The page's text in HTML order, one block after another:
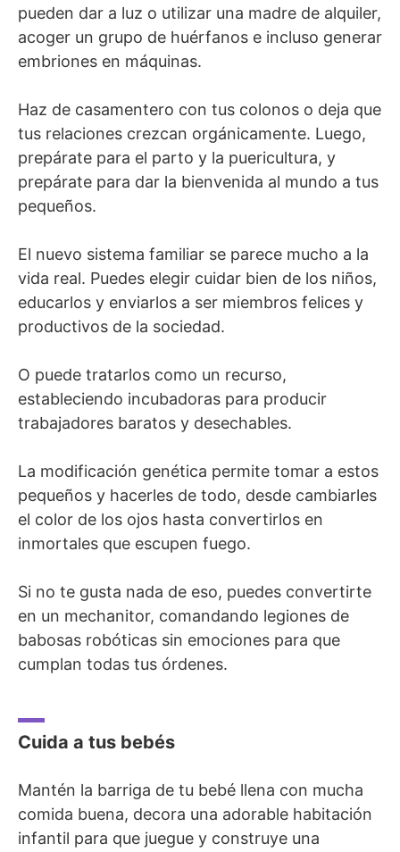
pueden dar a luz o utilizar una madre de alquiler,
acoger un grupo de huérfanos e incluso generar
embriones en máquinas.
Haz de casamentero con tus colonos o deja que
tus relaciones crezcan orgánicamente. Luego,
prepárate para el parto y la puericultura, y
prepárate para dar la bienvenida al mundo a tus
pequeños.
El nuevo sistema familiar se parece mucho a la
vida real. Puedes elegir cuidar bien de los niños,
educarlos y enviarlos a ser miembros felices y
productivos de la sociedad.
O puede tratarlos como un recurso,
estableciendo incubadoras para producir
trabajadores baratos y desechables.
La modificación genética permite tomar a estos
pequeños y hacerles de todo, desde cambiarles
el color de los ojos hasta convertirlos en
inmortales que escupen fuego.
Si no te gusta nada de eso, puedes convertirte
en un mechanitor, comandando legiones de
babosas robóticas sin emociones para que
cumplan todas tus órdenes.
Cuida a tus bebés
Mantén la barriga de tu bebé llena con mucha
comida buena, decora una adorable habitación
infantil para que juegue y construye una